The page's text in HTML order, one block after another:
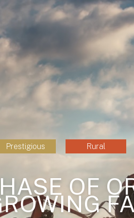
Prestigious Rural
OF